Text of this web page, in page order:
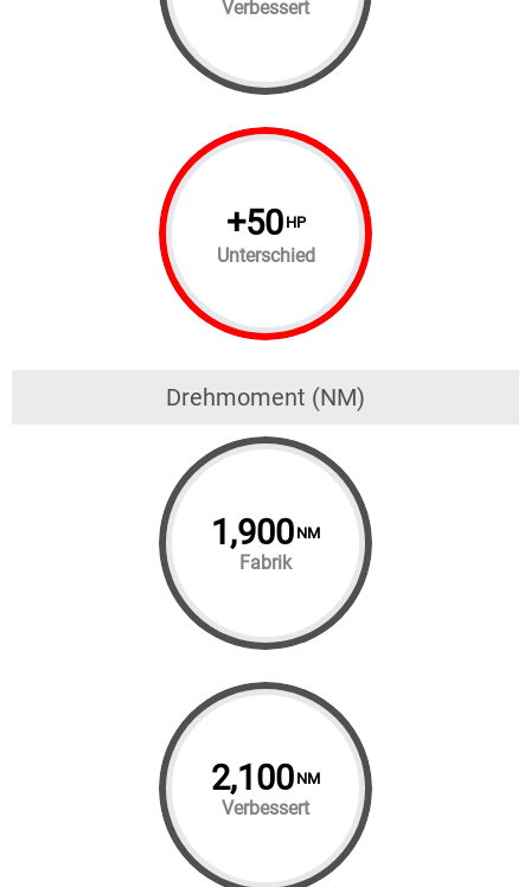
Verbessert
+50 HP
Unterschied
Drehmoment (NM)
1,900 NM
Fabrik
2,100 NM
Verbessert